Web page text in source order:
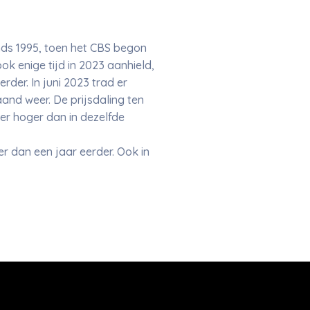
1995, toen het CBS begon
enige tijd in 2023 aanhield,
In juni 2023 trad er
weer. De prijsdaling ten
hoger dan in dezelfde
dan een jaar eerder. Ook in